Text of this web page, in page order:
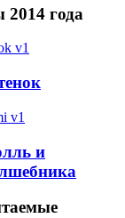
года
и